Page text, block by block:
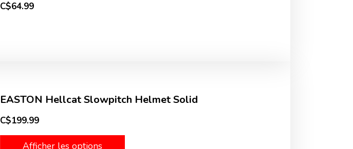
C$64.99
EASTON Hellcat Slowpitch Helmet Solid
C$199.99
Afficher les options